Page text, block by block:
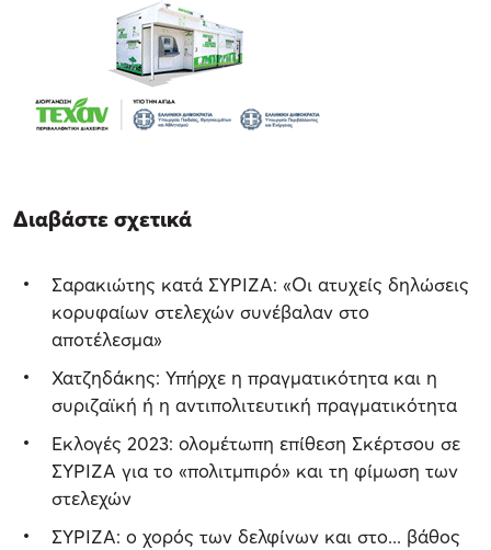
Διαβάστε σχετικά
Σαρακιώτης κατά ΣΥΡΙΖΑ: «Οι ατυχείς δηλώσεις
κορυφαίων στελεχών συνέβαλαν στο
αποτέλεσμα»
Χατζηδάκης: Υπήρχε η πραγματικότητα και η
συριζαϊκή ή η αντιπολιτευτική πραγματικότητα
Εκλογές 2023: ολομέτωπη επίθεση Σκέρτσου σε
ΣΥΡΙΖΑ για το «πολιτμπιρό» και τη φίμωση των
στελεχών
ΣΥΡΙΖΑ: ο χορός των δελφίνων και στο... βάθος